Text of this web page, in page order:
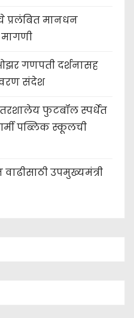
प्रलंबित मानधन
मागणी
गणपती दर्शनासह
संदेश
फुटबॉल स्पर्धेत
पब्लिक स्कूलची
उपमुख्यमंत्री